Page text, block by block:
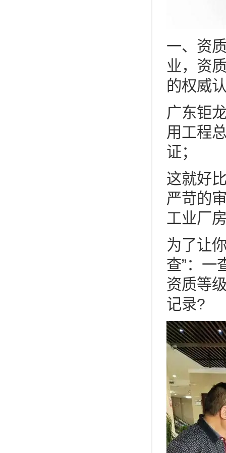
一、资
业，资
的权威
广东钜
用工程
证；
这就好
严苛的
工业厂
为了让
查”：一
资质等
记录?